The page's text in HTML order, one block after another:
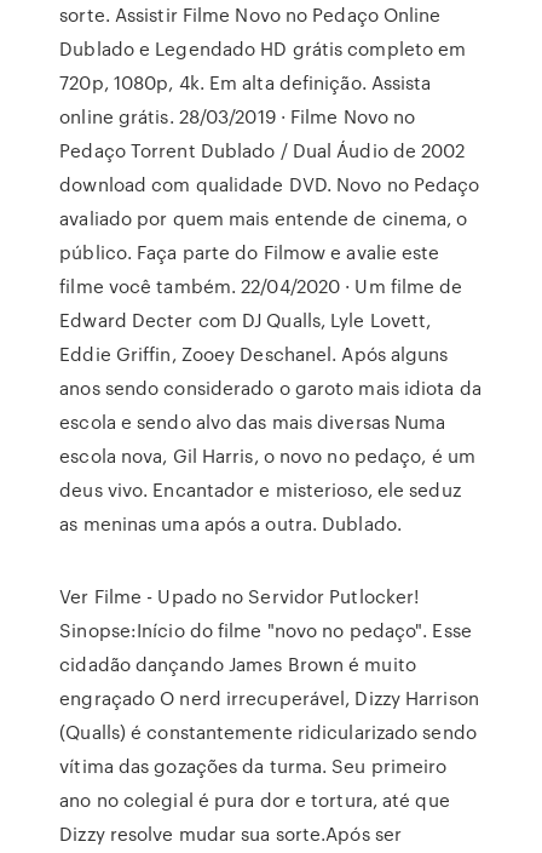
sorte. Assistir Filme Novo no Pedaço Online
Dublado e Legendado HD grátis completo em
720p, 1080p, 4k. Em alta definição. Assista
online grátis. 28/03/2019 · Filme Novo no
Pedaço Torrent Dublado / Dual Áudio de 2002
download com qualidade DVD. Novo no Pedaço
avaliado por quem mais entende de cinema, o
público. Faça parte do Filmow e avalie este
filme você também. 22/04/2020 · Um filme de
Edward Decter com DJ Qualls, Lyle Lovett,
Eddie Griffin, Zooey Deschanel. Após alguns
anos sendo considerado o garoto mais idiota da
escola e sendo alvo das mais diversas Numa
escola nova, Gil Harris, o novo no pedaço, é um
deus vivo. Encantador e misterioso, ele seduz
as meninas uma após a outra. Dublado.
Ver Filme - Upado no Servidor Putlocker!
Sinopse:Início do filme "novo no pedaço". Esse
cidadão dançando James Brown é muito
engraçado O nerd irrecuperável, Dizzy Harrison
(Qualls) é constantemente ridicularizado sendo
vítima das gozações da turma. Seu primeiro
ano no colegial é pura dor e tortura, até que
Dizzy resolve mudar sua sorte.Após ser